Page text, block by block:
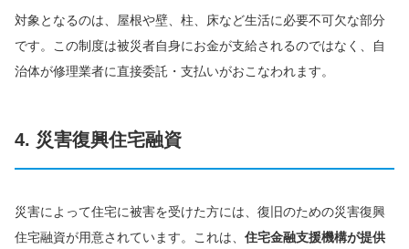
対象となるのは、屋根や壁、柱、床など生活に必要不可欠な部分
です。この制度は被災者自身にお金が支給されるのではなく、自
治体が修理業者に直接委託・支払いがおこなわれます。
4. 災害復興住宅融資
災害によって住宅に被害を受けた方には、復旧のための災害復興
住宅融資が用意されています。これは、 住宅金融支援機構が提供